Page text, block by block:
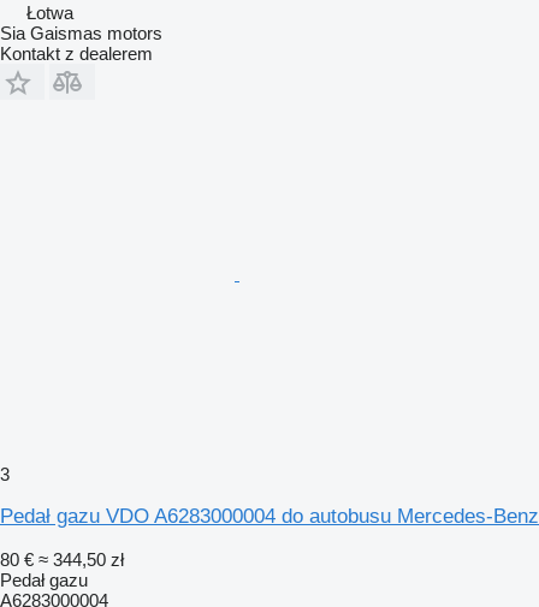
Łotwa
Sia Gaismas motors
Kontakt z dealerem
3
Pedał gazu VDO A6283000004 do autobusu Mercedes-Benz
80 € ≈ 344,50 zł
Pedał gazu
A6283000004